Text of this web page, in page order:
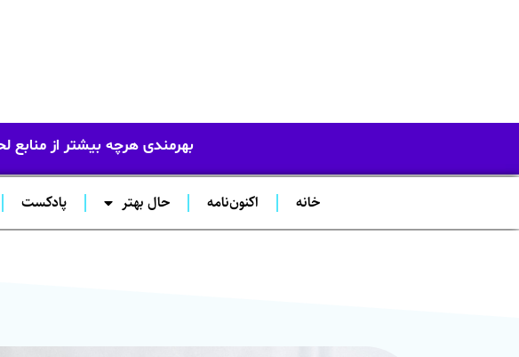
بهرمندی هرچه بیشتر از منابع
خانه اکنون‌نامه حال بهتر پادکست